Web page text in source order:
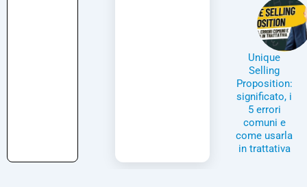
Unique
Selling
Proposition:
significato, i
5 errori
comuni e
come usarla
in trattativa